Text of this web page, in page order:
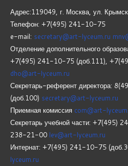
Адрес:119049, г. Москва, ул.
Телефон: +7(495) 241-10-75
e-mail: secretary@art-lyceum.ru
Отделение дополнительного
+7(495) 241-10-75 (доб.111),
dho@art-lyceum.ru
Секретарь-референт директора:
(доб.100) secretary@art-lyceum.ru
Приемная комиссия com@art-
Секретарь учебной части: +7(495)
238-21-00 lev@art-lyceum.ru
Интернат: +7(495) 241-10-75
lyceum.ru